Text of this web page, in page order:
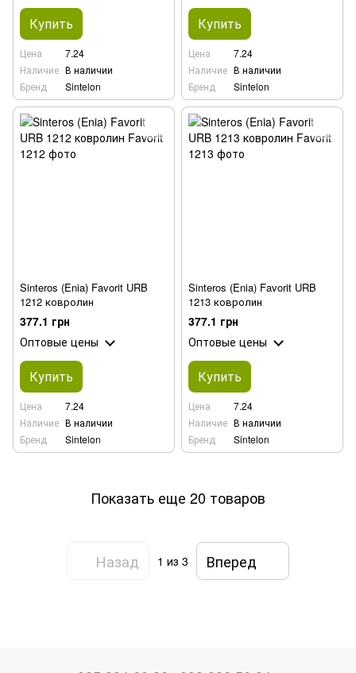
Купить
Цена
7.24
Наличие В наличии
Бренд
Sintelon
Купить
Цена
7.24
Наличие В наличии
Бренд
Sintelon
Sinteros (Enia) Favorit URB
1212 ковролин
377.1 грн
Оптовые цены
Купить
Цена
7.24
Наличие В наличии
Бренд
Sintelon
Sinteros (Enia) Favorit URB
1213 ковролин
377.1 грн
Оптовые цены
Купить
Цена
7.24
Наличие В наличии
Бренд
Sintelon
Показать еще 20 товаров
Назад 1 из 3 Вперед